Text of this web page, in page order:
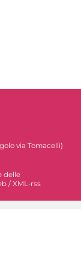
via Tomacelli)
delle
/ XML-rss